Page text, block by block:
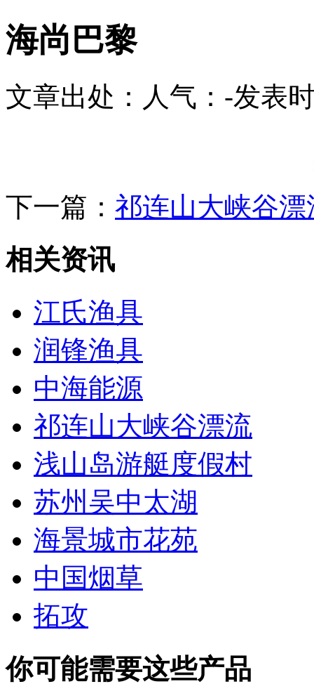
海尚巴黎
文章出处： 人气： -发表
下一篇： 祁连山大峡谷漂
相关资讯
江氏渔具
润锋渔具
中海能源
祁连山大峡谷漂流
浅山岛游艇度假村
苏州吴中太湖
海景城市花苑
中国烟草
拓攻
你可能需要这些产品